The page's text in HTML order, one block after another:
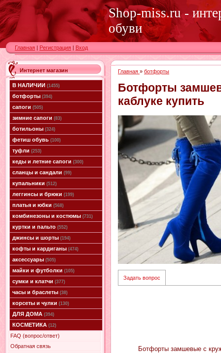
Shop-miss.ru -
обуви
Главная | Регистрация | Вход
Интернет магазин
В НАЛИЧИИ (1455)
ботфорты (394)
сапоги (505)
зимние сапоги (83)
ботильоны (324)
фетиш обувь (100)
туфли (253)
кеды и летние сапоги (300)
сланцы и сандали (99)
купальники (512)
леггинсы и брюки (199)
платья и юбки (568)
комбинезоны и костюмы (731)
куртки и пальто (552)
джинсы и шорты (194)
кофты и кардиганы (474)
аксессуары (505)
майки и футболки (105)
сумки и клатчи (377)
часы и браслеты (38)
корсеты и чулки (130)
ДЛЯ ДОМА (394)
КОСМЕТИКА (12)
FAQ (вопрос/ответ)
Обратная связь
Главная » ботфорты
Ботфорты
каблуке купить
Задать вопрос
Ботфорты замшевые с